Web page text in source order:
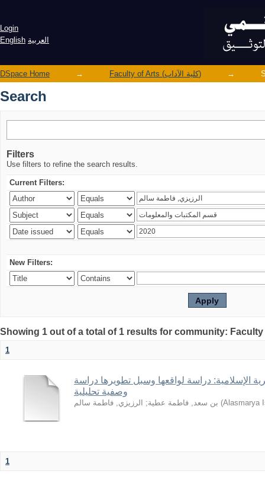
Login
English العربية
DSpace Home → Faculty of Arts (كلية الآداب) →
Search
Filters
Use filters to refine the search results.
Current Filters:
New Filters:
1
الإسلامية: دراسة لواقعها وسبل تطويرها دراسة
وصفية تحليلية
بن سعد, فاطمة عطية; الرزيزي, فاطمة سالم (Alasmarya
1